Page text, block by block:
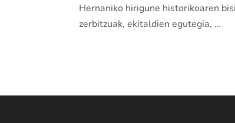
Hernaniko hirigune historikoaren
zerbitzuak, ekitaldien egutegia, …